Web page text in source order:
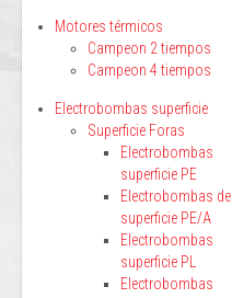
Motores térmicos
Campeon 2 tiempos
Campeon 4 tiempos
Electrobombas superficie
Superficie Foras
Electrobombas
superficie PE
Electrobombas de
superficie PE/A
Electrobombas
superficie PL
Electrobombas